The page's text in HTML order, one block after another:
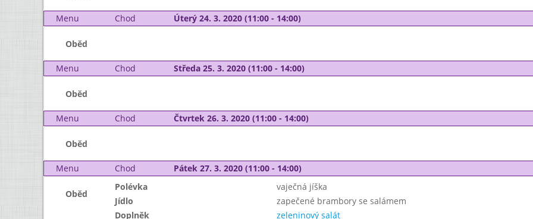
Menu Chod Úterý 24. 3. 2020 (11:00 - 14:00)
Oběd
Menu Chod Středa 25. 3. 2020 (11:00 - 14:00)
Oběd
Menu Chod Čtvrtek 26. 3. 2020 (11:00 - 14:00)
Oběd
Menu Chod Pátek 27. 3. 2020 (11:00 - 14:00)
Oběd
Polévka
vaječná jíška
Jídlo
zapečené brambory se salámem
Doplněk
zeleninový salát